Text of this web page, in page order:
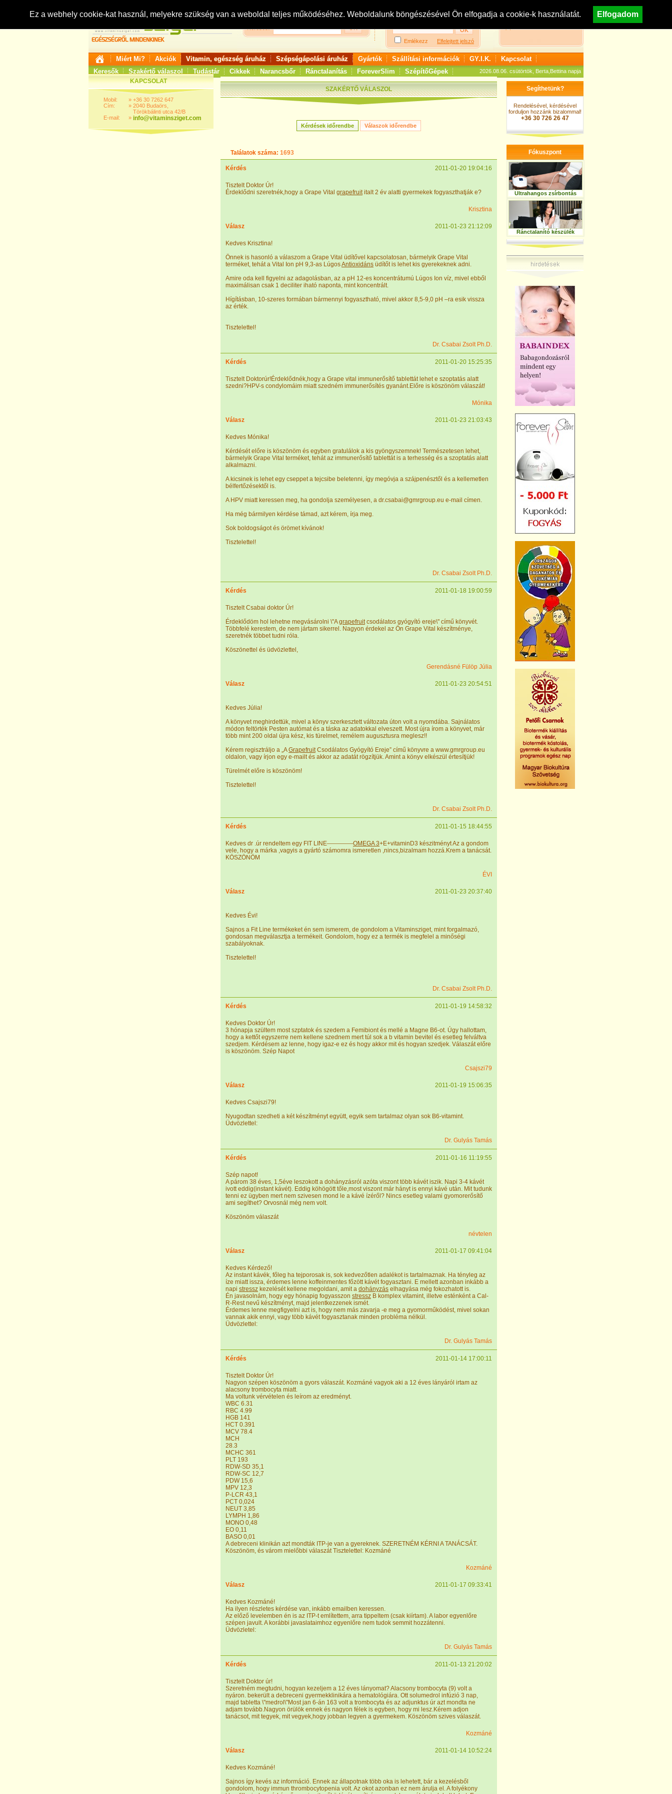
Ez a webhely cookie-kat használ, melyekre szükség van a weboldal teljes működéséhez. Weboldalunk böngészésével Ön elfogadja a cookie-k használatát. Elfogadom
Keresés:
Bejelentkezés: Regisztráció
Emlékezz Elfelejtett jelszó
Nézzen körül áruházunkban!
Miért Mi? Akciók Vitamin, egészség áruház Szépségápolási áruház Gyártók Szállítási információk GY.I.K.
Kapcsolat
Keresők
Szakértő válaszol Tudástár Cikkek Narancsbőr Ránctalanítás ForeverSlim SzépítőGépek 2026.08.06. csütörtök, Berta,Bettina napja
KAPCSOLAT
Mobil:
Cím:
E-mail:
»
»
»
+36 30 7262 647
2040 Budaörs,
Törökbálinti utca 42/B
info@vitaminsziget.com
SZAKÉRTŐ VÁLASZOL
Találatok száma: 1693
Kérdés 2011-01-20 19:04:16
Tisztelt Doktor Úr!
Érdeklődni szeretnék,hogy a Grape Vital grapefruititalt 2 év alatti gyermekek fogyaszthatják e?
Krisztina
Válasz 2011-01-23 21:12:09
Kedves Krisztina!
Önnek is hasonló a válaszom a Grape Vital üdítővel kapcsolatosan, bármelyik Grape Vital
terméket, tehát a Vital Ion pH 9,3-as LúgosAntioxidáns üdítőt is lehet kis gyerekeknek adni.
Amire oda kell figyelni az adagolásban, az a pH 12-es koncentrátumú Lúgos Ion víz, mivel ebből
maximálisan csak 1 deciliter iható naponta, mint koncentrált.
Hígításban, 10-szeres formában bármennyi fogyasztható, mivel akkor 8,5-9,0 pH –ra esik vissza
az érték.
Tisztelettel!
Dr. Csabai Zsolt Ph.D.
Kérdés 2011-01-20 15:25:35
Tisztelt Doktorúr!Érdeklődnék,hogy a Grape vital immunerősítő tablettát lehet e szoptatás alatt
szedni?HPV-s condylomáim miatt szedném immunerősítés gyanánt.Előre is köszönöm válaszát!
Mónika
Válasz 2011-01-23 21:03:43
Kedves Mónika!
Kérdését előre is köszönöm és egyben gratulálok a kis gyöngyszemnek! Természetesen lehet,
bármelyik Grape Vital terméket, tehát az immunerősítő tablettát is a terhesség és a szoptatás alatt
alkalmazni.
A kicsinek is lehet egy cseppet a tejcsibe beletenni, így megóvja a szájpenésztől és a kellemetlen
bélfertőzésektől is.
A HPV miatt keressen meg, ha gondolja személyesen, a dr.csabai@gmrgroup.eu e-mail címen.
Ha még bármilyen kérdése támad, azt kérem, írja meg.
Sok boldogságot és örömet kívánok!
Tisztelettel!
Dr. Csabai Zsolt Ph.D.
Kérdés 2011-01-18 19:00:59
Tisztelt Csabai doktor Úr!
Érdeklődöm hol lehetne megvásárolni \"Agrapefruitcsodálatos gyógyító ereje\" című könyvét.
Többfelé kerestem, de nem jártam sikerrel. Nagyon érdekel az Ön Grape Vital készítménye,
szeretnék többet tudni róla.
Köszönettel és üdvözlettel,
Gerendásné Fülöp Júlia
Válasz 2011-01-23 20:54:51
Kedves Júlia!
A könyvet meghirdettük, mivel a könyv szerkesztett változata úton volt a nyomdába. Sajnálatos
módon feltörték Pesten autómat és a táska az adatokkal elveszett. Most újra írom a könyvet, már
több mint 200 oldal újra kész, kis türelmet, remélem augusztusra meglesz!!
Kérem regisztráljo a „AGrapefruitCsodálatos Gyógyító Ereje” című könyvre a www.gmrgroup.eu
oldalon, vagy írjon egy e-mailt és akkor az adatát rögzítjük. Amint a könyv elkészül értesítjük!
Türelmét előre is köszönöm!
Tisztelettel!
Dr. Csabai Zsolt Ph.D.
Kérdés 2011-01-15 18:44:55
Kedves dr .úr rendeltem egy FIT LINE-------------OMEGA 3+E+vitaminD3 készitményt Az a gondom
vele, hogy a márka ,vagyis a gyártó számomra ismeretlen ,nincs,bizalmam hozzá.Krem a tanácsát.
KÖSZÖNÖM
ÉVI
Válasz 2011-01-23 20:37:40
Kedves Évi!
Sajnos a Fit Line termékeket én sem ismerem, de gondolom a Vitaminsziget, mint forgalmazó,
gondosan megválasztja a termékeit. Gondolom, hogy ez a termék is megfelel a minőségi
szabályoknak.
Tisztelettel!
Dr. Csabai Zsolt Ph.D.
Kérdés 2011-01-19 14:58:32
Kedves Doktor Úr!
3 hónapja szültem most szptatok és szedem a Femibiont és mellé a Magne B6-ot. Úgy hallottam,
hogy a kettőt egyszerre nem kellene szednem mert túl sok a b vitamin bevitel és esetleg felváltva
szedjem. Kérdésem az lenne, hogy igaz-e ez és hogy akkor mit és hogyan szedjek. Válaszát előre
is köszönöm. Szép Napot
Csajszi79
Válasz 2011-01-19 15:06:35
Kedves Csajszi79!
Nyugodtan szedheti a két készítményt együtt, egyik sem tartalmaz olyan sok B6-vitamint.
Üdvözlettel:
Dr. Gulyás Tamás
Kérdés 2011-01-16 11:19:55
Szép napot!
A párom 38 éves, 1,5éve leszokott a dohányzásról azóta viszont több kávét iszik. Napi 3-4 kávét
ivott eddig(instant kávét). Eddig köhögött tőle,most viszont már hányt is ennyi kávé után. Mit tudunk
tenni ez ügyben mert nem szivesen mond le a kávé ízéről? Nincs esetleg valami gyomorerősítő
ami segíthet? Orvosnál még nem volt.
Köszönöm válaszát
névtelen
Válasz 2011-01-17 09:41:04
Kedves Kérdező!
Az instant kávék, főleg ha tejporosak is, sok kedvezőtlen adalékot is tartalmaznak. Ha tényleg az
íze miatt issza, érdemes lenne koffeinmentes főzött kávét fogyasztani. E mellett azonban inkább a
napi stressz kezelését kellene megoldani, amit a dohányzás elhagyása még fokozhatott is.
Én javasolnám, hogy egy hónapig fogyasszon stressz B komplex vitamint, illetve esténként a Cal-
R-Rest nevű készítményt, majd jelentkezzenek ismét.
Érdemes lenne megfigyelni azt is, hogy nem más zavarja -e meg a gyomorműködést, mivel sokan
vannak akik ennyi, vagy több kávét fogyasztanak minden probléma nélkül.
Üdvözlettel:
Dr. Gulyás Tamás
Kérdés 2011-01-14 17:00:11
Tisztelt Doktor Úr!
Nagyon szépen köszönöm a gyors válaszát. Kozmáné vagyok aki a 12 éves lányáról irtam az
alacsony trombocyta miatt.
Ma voltunk vérvételen és leírom az eredményt.
WBC 6.31
RBC 4.99
HGB 141
HCT 0.391
MCV 78.4
MCH
28.3
MCHC 361
PLT 193
RDW-SD 35,1
RDW-SC 12,7
PDW 15,6
MPV 12,3
P-LCR 43,1
PCT 0,024
NEUT 3,85
LYMPH 1,86
MONO 0,48
EO 0,11
BASO 0,01
A debreceni klinikán azt mondták ITP-je van a gyereknek. SZERETNÉM KÉRNI A TANÁCSÁT.
Köszönöm, és várom mielőbbi válaszát Tisztelettel: Kozmáné
Kozmáné
Válasz 2011-01-17 09:33:41
Kedves Kozmáné!
Ha ilyen részletes kérdése van, inkább emailben keressen.
Az előző levelemben én is az ITP-t említettem, arra tippeltem (csak kiírtam). A labor egyenlőre
szépen javult. A korábbi javaslataimhoz egyenlőre nem tudok semmit hozzátenni.
Üdvözletel:
Dr. Gulyás Tamás
Kérdés 2011-01-13 21:20:02
Tisztelt Doktor úr!
Szeretném megtudni, hogyan kezeljem a 12 éves lányomat? Alacsony trombocyta (9) volt a
nyáron. bekerült a debreceni gyermekklinikára a hematológiára. Ott solumedrol infúzió 3 nap,
majd tabletta \"medrol\"Most jan 6-án 163 volt a trombocyta és az adjunktus úr azt mondta ne
adjam tovább.Nagyon örülök ennek és nagyon félek is egyben, hogy mi lesz.Kérem adjon
tanácsot, mit tegyek, mit vegyek,hogy jobban legyen a gyermekem. Köszönöm szives válaszát.
Kozmáné
Válasz 2011-01-14 10:52:24
Kedves Kozmáné!
Sajnos így kevés az információ. Ennek az állapotnak több oka is lehetett, bár a kezelésből
gondolom, hogy immun thrombocytopenia volt. Az okot azonban ez nem árulja el. A folyékony
Segíthetünk?
Rendelésével, kérdésével
forduljon hozzánk bizalommal!
+36 30 726 26 47
Fókuszpont
Ultrahangos zsírbontás
Ránctalanító készülék